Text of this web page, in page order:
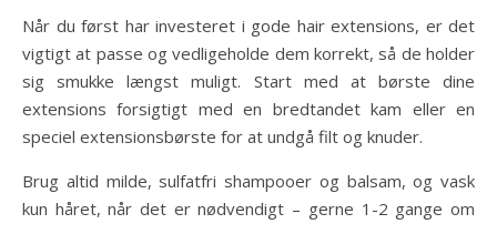
Når du først har investeret i gode hair extensions, er det
vigtigt at passe og vedligeholde dem korrekt, så de holder
sig smukke længst muligt. Start med at børste dine
extensions forsigtigt med en bredtandet kam eller en
speciel extensionsbørste for at undgå filt og knuder.
Brug altid milde, sulfatfri shampooer og balsam, og vask
kun håret, når det er nødvendigt – gerne 1-2 gange om